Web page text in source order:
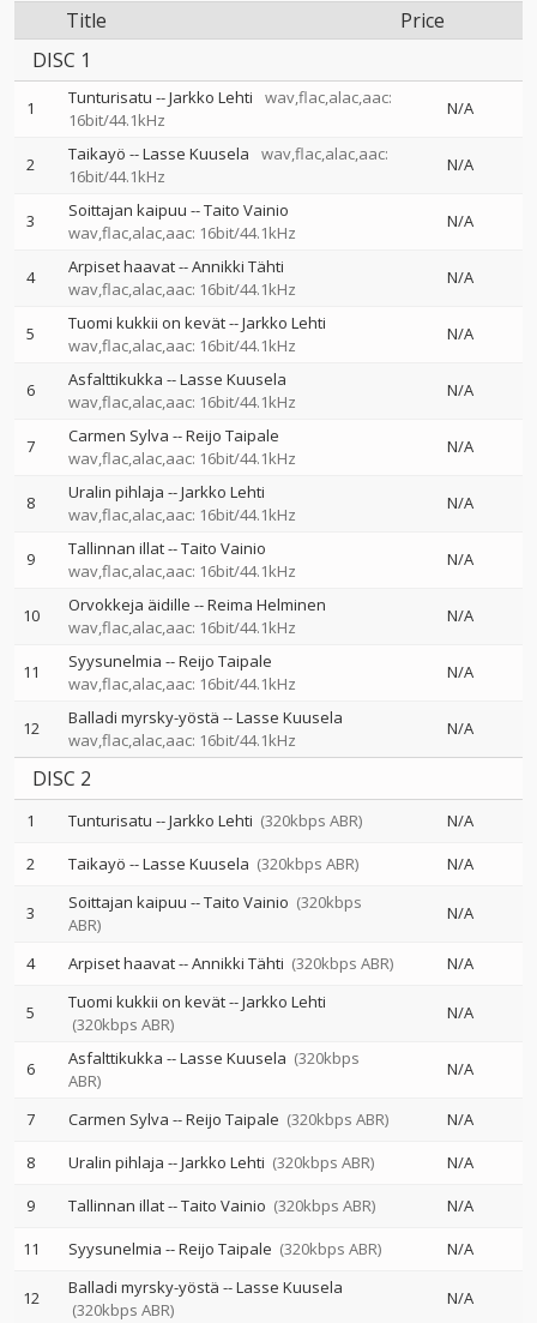
Title
Price
DISC 1
1 Tunturisatu --Jarkko Lehti
wav,flac,alac,aac:
16bit/44.1kHz
N/A
2 Taikayö --Lasse Kuusela
wav,flac,alac,aac:
16bit/44.1kHz
N/A
3 Soittajan kaipuu --Taito Vainio
wav,flac,alac,aac: 16bit/44.1kHz
N/A
4 Arpiset haavat--Annikki Tähti
wav,flac,alac,aac: 16bit/44.1kHz
N/A
5 Tuomi kukkii on kevät--Jarkko Lehti
wav,flac,alac,aac: 16bit/44.1kHz
N/A
6 Asfalttikukka --Lasse Kuusela
wav,flac,alac,aac: 16bit/44.1kHz
N/A
7 Carmen Sylva --Reijo Taipale
wav,flac,alac,aac: 16bit/44.1kHz
N/A
8 Uralin pihlaja --Jarkko Lehti
wav,flac,alac,aac: 16bit/44.1kHz
N/A
9 Tallinnan illat--Taito Vainio
wav,flac,alac,aac: 16bit/44.1kHz
N/A
10 Orvokkeja äidille --Reima Helminen
wav,flac,alac,aac: 16bit/44.1kHz
N/A
11 Syysunelmia --Reijo Taipale
wav,flac,alac,aac: 16bit/44.1kHz
N/A
12 Balladi myrsky-yöstä --Lasse Kuusela
wav,flac,alac,aac: 16bit/44.1kHz
N/A
DISC 2
1 Tunturisatu --Jarkko Lehti (320kbps ABR)
N/A
2
Taikayö --Lasse Kuusela (320kbps ABR) N/A
3 Soittajan kaipuu --Taito Vainio (320kbps
ABR)
N/A
4 Arpiset haavat--Annikki Tähti (320kbps ABR) N/A
5 Tuomi kukkii on kevät--Jarkko Lehti
(320kbps ABR)
N/A
6 Asfalttikukka --Lasse Kuusela (320kbps
ABR)
N/A
7 Carmen Sylva --Reijo Taipale (320kbps ABR)
N/A
8
Uralin pihlaja --Jarkko Lehti (320kbps ABR)
N/A
9
Tallinnan illat--Taito Vainio (320kbps ABR)
N/A
11
Syysunelmia --Reijo Taipale (320kbps ABR) N/A
12 Balladi myrsky-yöstä --Lasse Kuusela
(320kbps ABR)
N/A